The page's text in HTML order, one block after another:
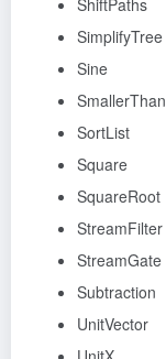
ShiftPaths
SimplifyTree
Sine
SmallerThan
SortList
Square
SquareRoot
StreamFilter
StreamGate
Subtraction
UnitVector